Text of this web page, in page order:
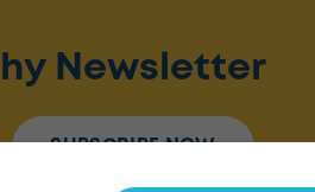
hy Newsletter
SUBSCRIBE NOW